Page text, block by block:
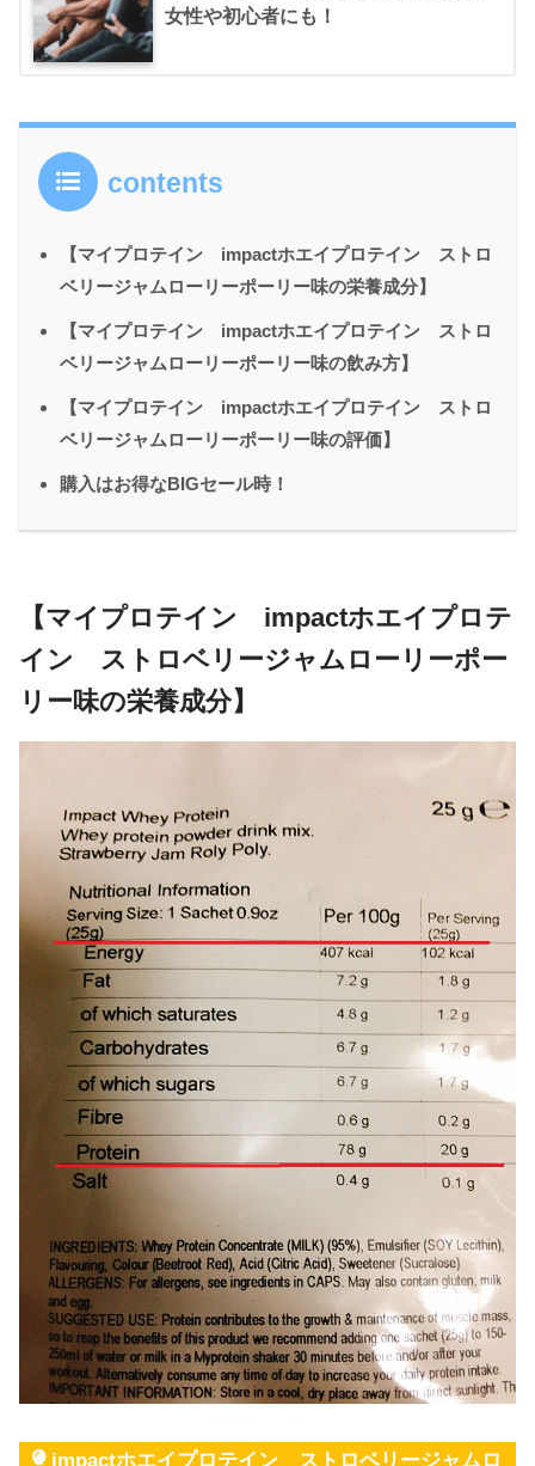
女性や初心者にも！
contents
【マイプロテイン impactホエイプロテイン ストロ
ベリージャムローリーポーリー味の栄養成分】
【マイプロテイン impactホエイプロテイン ストロ
ベリージャムローリーポーリー味の飲み方】
【マイプロテイン impactホエイプロテイン ストロ
ベリージャムローリーポーリー味の評価】
購入はお得なBIGセール時！
【マイプロテイン impactホエイプロテ
イン ストロベリージャムローリーポー
リー味の栄養成分】
impactホエイプロテイン ストロベリージャムロ